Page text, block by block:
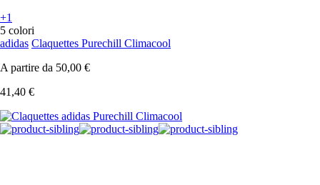
+1
5 colori
adidas Claquettes Purechill Climacool
A partire da 50,00 €
41,40 €